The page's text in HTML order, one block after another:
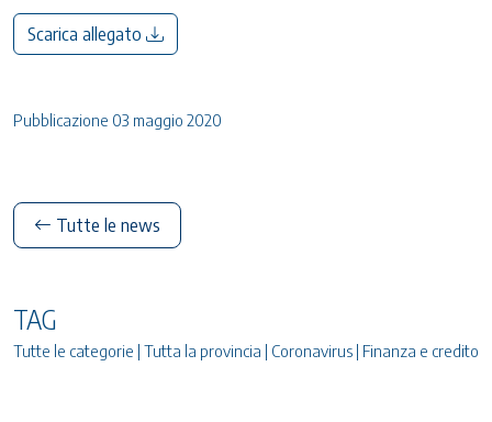
Scarica allegato
Pubblicazione 03 maggio 2020
Tutte le news
TAG
Tutte le categorie | Tutta la provincia | Coronavirus | Finanza e credito